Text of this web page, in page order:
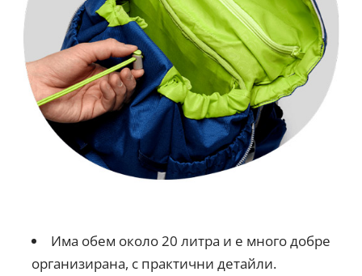
Има обем около 20 литра и е много добре
организирана, с практични детайли.